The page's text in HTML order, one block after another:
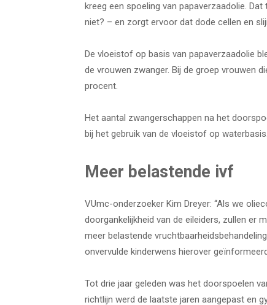
kreeg een spoeling van papaverzaadolie.
niet? – en zorgt ervoor dat dode cellen en
De vloeistof op basis van papaverzaadolie
de vrouwen zwanger. Bij de groep vrouwen
procent.
Het aantal zwangerschappen na het
bij het gebruik van de vloeistof op waterbasis.
Meer belastende ivf
VUmc-onderzoeker Kim Dreyer: “Als we
doorgankelijkheid van de eileiders, zullen er
meer belastende
onvervulde kinderwens hierover
Tot drie jaar geleden was het doorspoelen
richtlijn werd de laatste jaren aangepast en